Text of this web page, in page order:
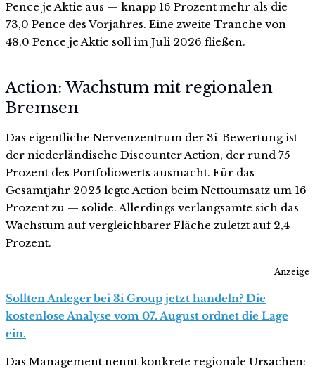
Pence je Aktie aus — knapp 16 Prozent mehr als die
73,0 Pence des Vorjahres. Eine zweite Tranche von
48,0 Pence je Aktie soll im Juli 2026 fließen.
Action: Wachstum mit regionalen
Bremsen
Das eigentliche Nervenzentrum der 3i-Bewertung ist
der niederländische Discounter Action, der rund 75
Prozent des Portfoliowerts ausmacht. Für das
Gesamtjahr 2025 legte Action beim Nettoumsatz um 16
Prozent zu — solide. Allerdings verlangsamte sich das
Wachstum auf vergleichbarer Fläche zuletzt auf 2,4
Prozent.
Anzeige
Sollten Anleger bei 3i Group jetzt handeln? Die
kostenlose Analyse vom 07. August ordnet die Lage
ein.
Das Management nennt konkrete regionale Ursachen: